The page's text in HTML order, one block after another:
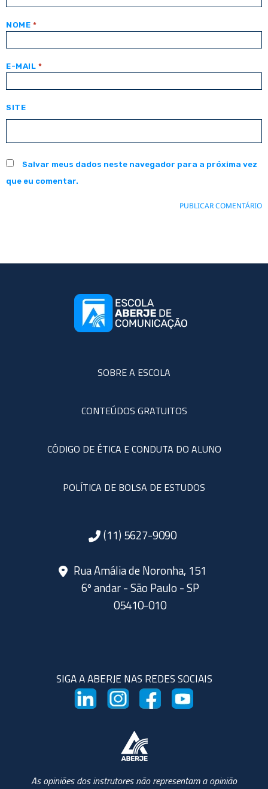
NOME *
E-MAIL *
SITE
Salvar meus dados neste navegador para a próxima vez
que eu comentar.
SOBRE A ESCOLA
CONTEÚDOS GRATUITOS
CÓDIGO DE ÉTICA E CONDUTA DO ALUNO
POLÍTICA DE BOLSA DE ESTUDOS
(11) 5627-9090
Rua Amália de Noronha, 151
6º andar - São Paulo - SP
05410-010
SIGA A ABERJE NAS REDES SOCIAIS
As opiniões dos instrutores não representam a opinião